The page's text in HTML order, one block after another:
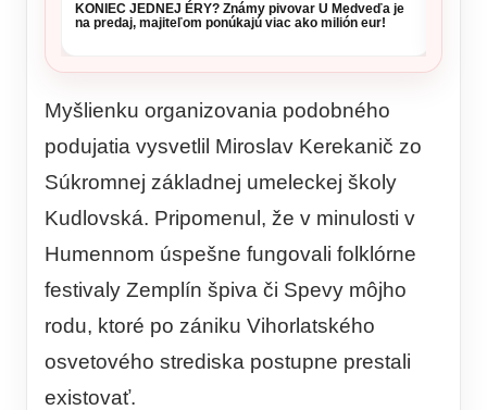
KONIEC JEDNEJ ÉRY? Známy pivovar U Medveďa je
na predaj, majiteľom ponúkajú viac ako milión eur!
Myšlienku organizovania podobného
podujatia vysvetlil Miroslav Kerekanič zo
Súkromnej základnej umeleckej školy
Kudlovská. Pripomenul, že v minulosti v
Humennom úspešne fungovali folklórne
festivaly Zemplín špiva či Spevy môjho
rodu, ktoré po zániku Vihorlatského
osvetového strediska postupne prestali
existovať.